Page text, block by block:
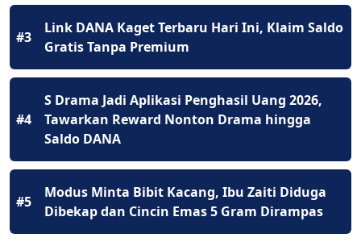
#3
Link DANA Kaget Terbaru Hari Ini, Klaim Saldo
Gratis Tanpa Premium
#4
S Drama Jadi Aplikasi Penghasil Uang 2026,
Tawarkan Reward Nonton Drama hingga
Saldo DANA
#5
Modus Minta Bibit Kacang, Ibu Zaiti Diduga
Dibekap dan Cincin Emas 5 Gram Dirampas